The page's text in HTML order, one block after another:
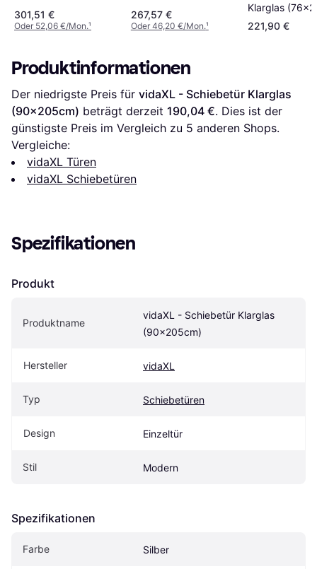
(x)
301,51 €
Oder 52,06 €/Mon.¹
267,57 €
Oder 46,20 €/Mon.¹
Klarglas
221,90 €
Produktinformationen
Der niedrigste Preis für vidaXL - Schiebetür Klarglas
(90x205cm) beträgt derzeit 190,04 €. Dies ist der
günstigste Preis im Vergleich zu 5 anderen Shops.
Vergleiche:
vidaXL Türen
vidaXL Schiebetüren
Spezifikationen
Produkt
Produktname
vidaXL - Schiebetür Klarglas
(90x205cm)
Hersteller vidaXL
Typ Schiebetüren
Design Einzeltür
Stil Modern
Spezifikationen
Farbe Silber